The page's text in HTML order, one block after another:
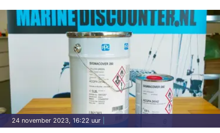
24 november 2023, 16:22 uur